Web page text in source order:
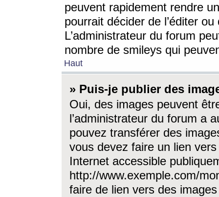
peuvent rapidement rendre
pourrait décider de l’éditer
L’administrateur du forum
nombre de smileys qui
Haut
» Puis-je publier des
Oui, des images peuvent
l’administrateur du forum a
pouvez transférer des
vous devez faire un lien
Internet accessible
http://www.exemple.com/
faire de lien vers des